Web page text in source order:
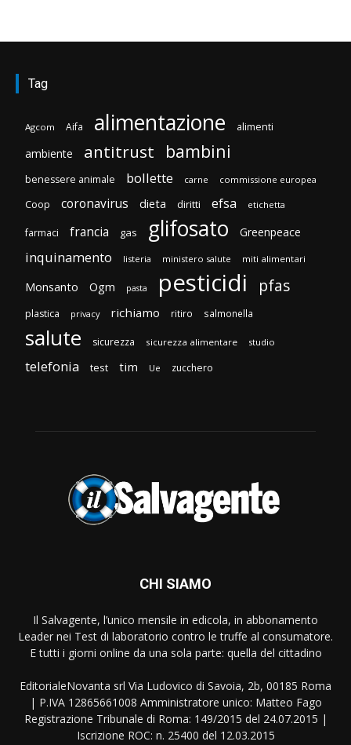
Tag
Agcom Aifa alimentazione alimenti
ambiente antitrust bambini
benessere animale bollette carne commissione europea
Coop coronavirus dieta diritti efsa etichetta
farmaci francia gas glifosato Greenpeace
inquinamento listeria ministero salute miti alimentari
Monsanto Ogm pasta pesticidi pfas
plastica privacy richiamo ritiro salmonella
salute sicurezza sicurezza alimentare studio
telefonia test tim Ue zucchero
CHI SIAMO
Il Salvagente, l’unico mensile in edicola, in abbonamento
Leader nei Test di laboratorio contro le truffe al consumatore.
E tutti i giorni online da una sola parte: quella del cittadino
EditorialeNovanta srl Via Ludovico di Savoia, 2b, 00185 Roma
| P.IVA 12865661008 Amministratore unico: Matteo Fago
Registrazione Tribunale di Roma: 149/2015 del 24.07.2015 |
Iscrizione ROC: n. 25400 del 12.03.2015